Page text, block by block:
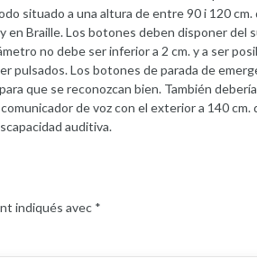
situado a una altura de entre 90 i 120
en Braille. Los botones deben disponer del
no debe ser inferior a 2 cm. y a ser
pulsados. Los botones de parada de
que se reconozcan bien. También
de voz con el exterior a 140
auditiva.
indiqués avec *